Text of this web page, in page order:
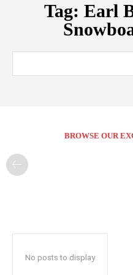
Tag: Earl
BROWSE OUR
No posts to display